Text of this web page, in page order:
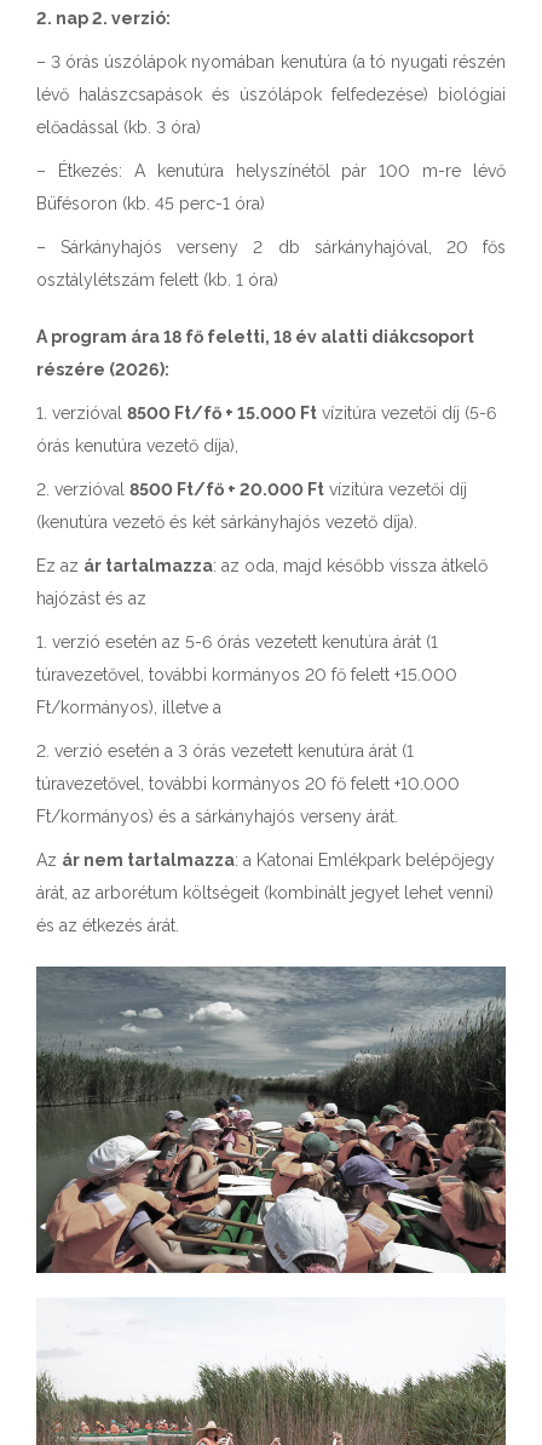
2. nap 2. verzió:
– 3 órás úszólápok nyomában kenutúra (a tó nyugati részén
lévő halászcsapások és úszólápok felfedezése) biológiai
előadással (kb. 3 óra)
– Étkezés: A kenutúra helyszínétől pár 100 m-re lévő
Büfésoron (kb. 45 perc-1 óra)
– Sárkányhajós verseny 2 db sárkányhajóval, 20 fős
osztálylétszám felett (kb. 1 óra)
A program ára 18 fő feletti, 18 év alatti diákcsoport
részére (2026):
1. verzióval 8500 Ft/fő + 15.000 Ft vízitúra vezetői díj (5-6
órás kenutúra vezető díja),
2. verzióval 8500 Ft/fő + 20.000 Ft vízitúra vezetői díj
(kenutúra vezető és két sárkányhajós vezető díja).
Ez az ár tartalmazza: az oda, majd később vissza átkelő
hajózást és az
1. verzió esetén az 5-6 órás vezetett kenutúra árát (1
túravezetővel, további kormányos 20 fő felett +15.000
Ft/kormányos), illetve a
2. verzió esetén a 3 órás vezetett kenutúra árát (1
túravezetővel, további kormányos 20 fő felett +10.000
Ft/kormányos) és a sárkányhajós verseny árát.
Az ár nem tartalmazza: a Katonai Emlékpark belépőjegy
árát, az arborétum költségeit (kombinált jegyet lehet venni)
és az étkezés árát.